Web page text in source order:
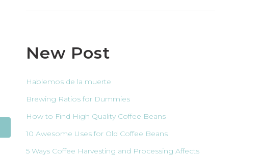
New Post
Hablemos de la muerte
Brewing Ratios for Dummies
How to Find High Quality Coffee Beans
10 Awesome Uses for Old Coffee Beans
5 Ways Coffee Harvesting and Processing Affects